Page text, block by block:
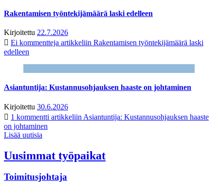
Rakentamisen työntekijämäärä laski edelleen
Kirjoitettu 22.7.2026
Ei kommentteja artikkeliin Rakentamisen työntekijämäärä laski
edelleen
Asiantuntija: Kustannusohjauksen haaste on johtaminen
Kirjoitettu 30.6.2026
1 kommentti artikkeliin Asiantuntija: Kustannusohjauksen haaste
on johtaminen
Lisää uutisia
Uusimmat työpaikat
Toimitusjohtaja